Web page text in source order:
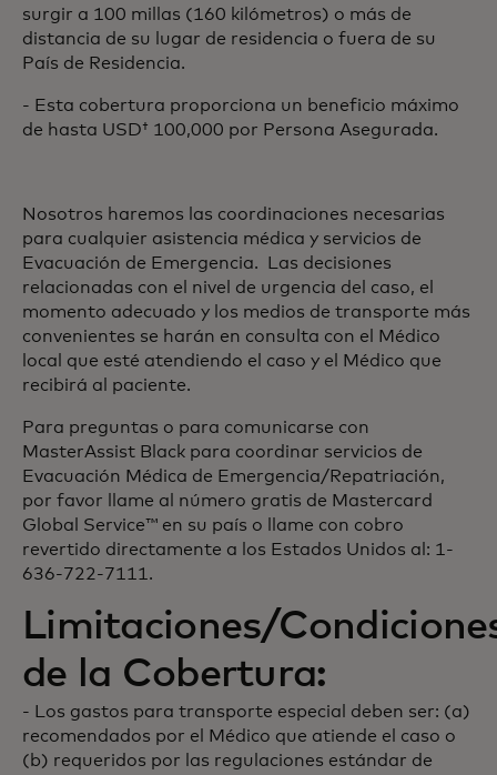
surgir a 100 millas (160 kilómetros) o más de
distancia de su lugar de residencia o fuera de su
País de Residencia.
- Esta cobertura proporciona un beneficio máximo
de hasta USD† 100,000 por Persona Asegurada.
Nosotros haremos las coordinaciones necesarias
para cualquier asistencia médica y servicios de
Evacuación de Emergencia. Las decisiones
relacionadas con el nivel de urgencia del caso, el
momento adecuado y los medios de transporte más
convenientes se harán en consulta con el Médico
local que esté atendiendo el caso y el Médico que
recibirá al paciente.
Para preguntas o para comunicarse con
MasterAssist Black para coordinar servicios de
Evacuación Médica de Emergencia/Repatriación,
por favor llame al número gratis de Mastercard
Global Service™ en su país o llame con cobro
revertido directamente a los Estados Unidos al: 1-
636-722-7111.
Limitaciones/
de la Cobertura:
- Los gastos para transporte especial deben ser: (a)
recomendados por el Médico que atiende el caso o
(b) requeridos por las regulaciones estándar de